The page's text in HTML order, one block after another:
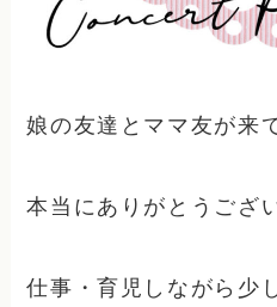
娘の友達とママ友が来
本当にありがとうござ
仕事・育児しながら少